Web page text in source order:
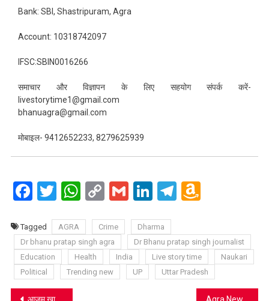
Bank: SBI, Shastripuram, Agra
Account: 10318742097
IFSC:SBIN0016266
समाचार और विज्ञापन के लिए सहयोग संपर्क करें-
livestorytime1@gmail.com
bhanuagra@gmail.com
मोबाइल- 9412652233, 8279625939
Facebook
Twitter
WhatsApp
CopyGmailLinkedIn
Telegram
Amazon
List
Tagged AGRA Crime
Dharma
Dr bhanu pratap singh agra
Dr Bhanu pratap singh journalist
Education
Health India Live story time
Naukari
Political
Trending new UP Uttar Pradesh